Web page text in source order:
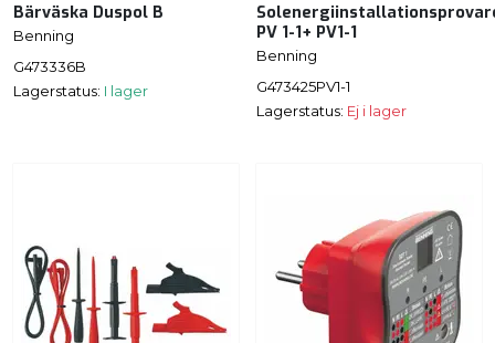
Bärväska Duspol B
Benning
G473336B
Lagerstatus: I lager
PV 1-1+ PV1-1
Benning
G473425PV1-1
Lagerstatus: Ej i lager